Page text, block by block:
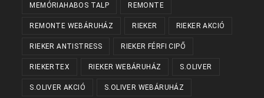
MEMÓRIAHABOS TALP REMONTE
REMONTE WEBÁRUHÁZ RIEKER RIEKER AKCIÓ
RIEKER ANTISTRESS RIEKER FÉRFI CIPŐ
RIEKERTEX RIEKER WEBÁRUHÁZ S.OLIVER
S.OLIVER AKCIÓ S.OLIVER WEBÁRUHÁZ